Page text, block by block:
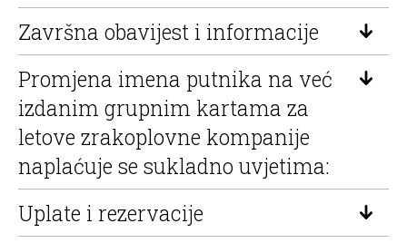
Završna obavijest i informacije
Promjena imena putnika na već
izdanim grupnim kartama za
letove zrakoplovne kompanije
naplaćuje se sukladno uvjetima:
Uplate i rezervacije